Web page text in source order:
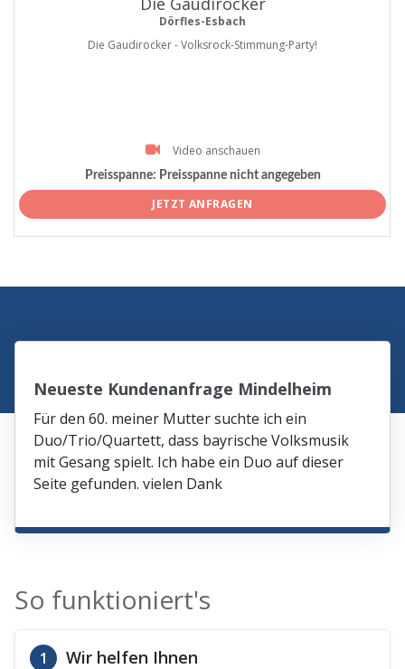
Dörfles-Esbach
Die Gaudirocker - Volksrock-Stimmung-Party!
Video anschauen
Preisspanne: Preisspanne nicht angegeben
JETZT ANFRAGEN
Neueste Kundenanfrage Mindelheim
Für den 60. meiner Mutter suchte ich ein
Duo/Trio/Quartett, dass bayrische Volksmusik
mit Gesang spielt. Ich habe ein Duo auf dieser
Seite gefunden. vielen Dank
So funktioniert's
1 Wir helfen Ihnen